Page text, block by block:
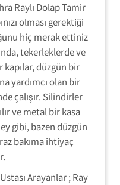
Raylı Dolap Tamir
olması gerektiği
hiç merak ettiniz
tekerleklerde ve
kapılar, düzgün bir
yardımcı olan bir
çalışır. Silindirler
ve metal bir kasa
gibi, bazen düzgün
bakıma ihtiyaç
Arayanlar ; Ray